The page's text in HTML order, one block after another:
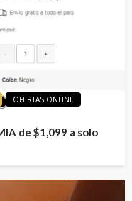
OFERTAS ONLINE
de $1,099 a solo